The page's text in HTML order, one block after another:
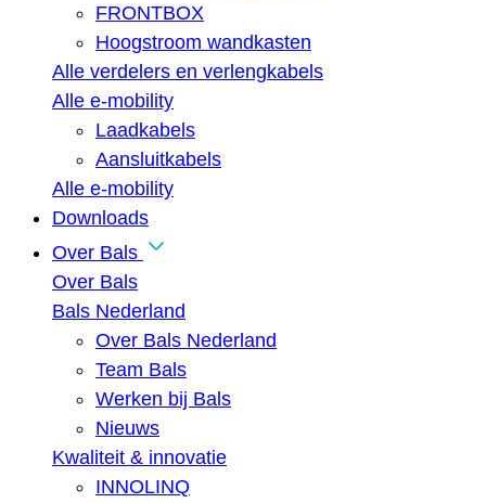
FRONTBOX
Hoogstroom wandkasten
Alle verdelers en verlengkabels
Alle e-mobility
Laadkabels
Aansluitkabels
Alle e-mobility
Downloads
Over Bals
Over Bals
Bals Nederland
Over Bals Nederland
Team Bals
Werken bij Bals
Nieuws
Kwaliteit & innovatie
INNOLINQ